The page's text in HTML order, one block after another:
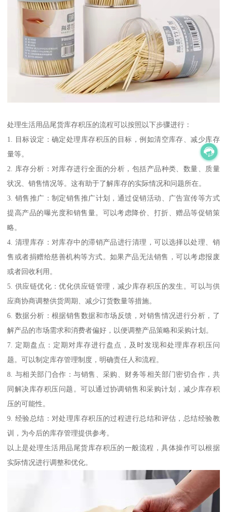
处理生活用品尾货库存积压的流程可以按照以下步骤进行：
1. 目标设定：确定处理库存积压的目标，例如清空库存、减少库存
量等。
2. 库存分析：对库存进行全面的分析，包括产品种类、数量、质量
状况、销售情况等。这有助于了解库存的实际情况和问题所在。
3. 销售推广：制定销售推广计划，通过促销活动、广告宣传等方式
提高产品的曝光度和销售量。可以考虑降价、打折、赠品等促销策
略。
4. 清理库存：对库存中的滞销产品进行清理，可以选择以处理、销
售或者捐赠给慈善机构等方式。如果产品无法销售，可以考虑报废
或者回收利用。
5. 供应链优化：优化供应链管理，减少库存积压的发生。可以与供
应商协商调整供货周期、减少订货数量等措施。
6. 数据分析：根据销售数据和市场反馈，对销售情况进行分析，了
解产品的市场需求和消费者偏好，以便调整产品策略和采购计划。
7. 定期盘点：定期对库存进行盘点，及时发现和处理库存积压问
题。可以制定库存管理制度，明确责任人和流程。
8. 与相关部门合作：与销售、采购、财务等相关部门密切合作，共
同解决库存积压问题。可以通过协调销售和采购计划，减少库存积
压的可能性。
9. 经验总结：对处理库存积压的过程进行总结和评估，总结经验教
训，为今后的库存管理提供参考。
以上是处理生活用品尾货库存积压的一般流程，具体操作可以根据
实际情况进行调整和优化。